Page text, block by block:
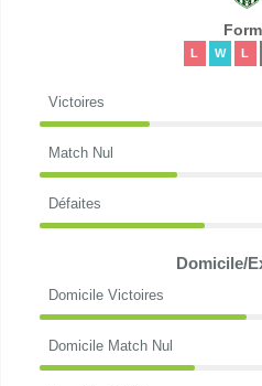
L W L
Victoires
Match Nul
Défaites
Domicile/
Domicile Victoires
Domicile Match Nul